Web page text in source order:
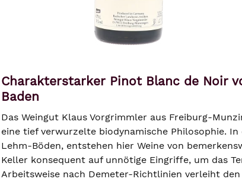
Charakterstarker Pinot Blanc de Noir
Baden
Das Weingut Klaus Vorgrimmler aus Freiburg-
eine tief verwurzelte biodynamische Philosophie.
Lehm-Böden, entstehen hier Weine von
Keller konsequent auf unnötige Eingriffe, um das
Arbeitsweise nach Demeter-Richtlinien verleiht